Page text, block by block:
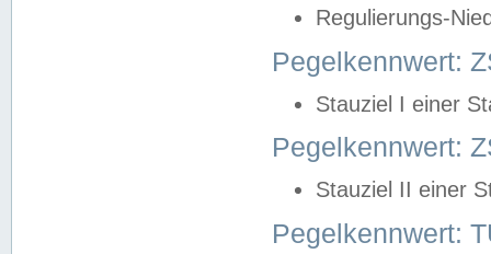
Regulierungs-
Pegelkennwert:
Stauziel I einer
Pegelkennwert:
Stauziel II einer
Pegelkennwert: